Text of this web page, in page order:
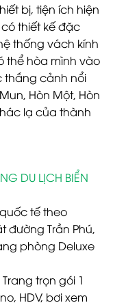
bị, tiện ích hiện
thiết kế đặc
thống vách kính
thể hòa mình vào
thắng cảnh nổi
Hòn Một, Hòn
lạ của thành
DU LỊCH BIỂN
tế theo
đường Trần Phú,
phòng Deluxe
trọn gói 1
HDV, bơi xem